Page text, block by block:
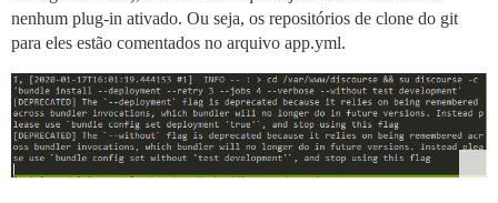
nenhum plug-in ativado. Ou seja, os repositórios de clone do git
para eles estão comentados no arquivo app.yml.